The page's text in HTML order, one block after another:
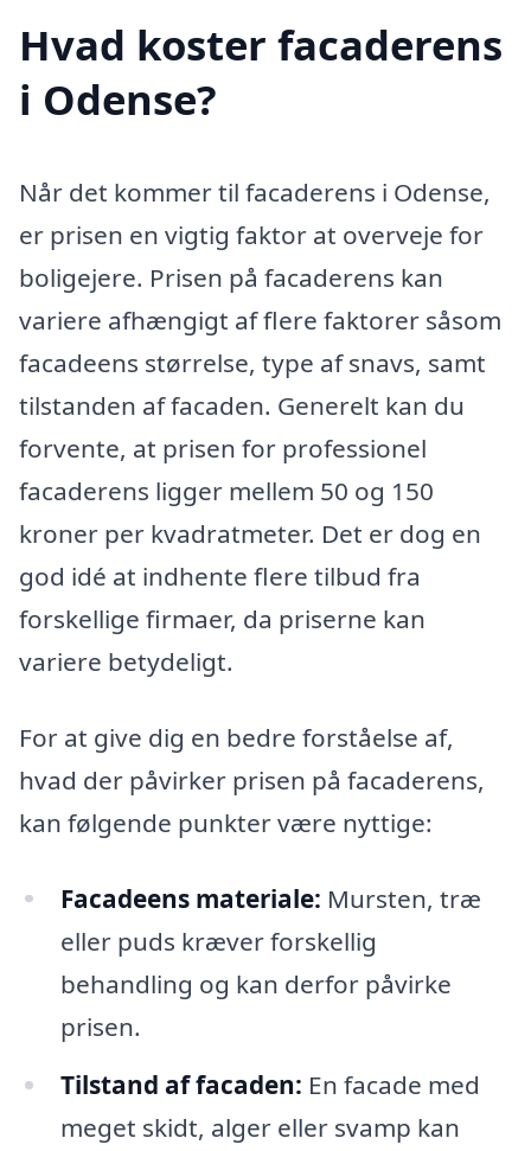
Hvad koster facaderens
i Odense?
Når det kommer til facaderens i Odense,
er prisen en vigtig faktor at overveje for
boligejere. Prisen på facaderens kan
variere afhængigt af flere faktorer såsom
facadeens størrelse, type af snavs, samt
tilstanden af facaden. Generelt kan du
forvente, at prisen for professionel
facaderens ligger mellem 50 og 150
kroner per kvadratmeter. Det er dog en
god idé at indhente flere tilbud fra
forskellige firmaer, da priserne kan
variere betydeligt.
For at give dig en bedre forståelse af,
hvad der påvirker prisen på facaderens,
kan følgende punkter være nyttige:
Facadeens materiale: Mursten, træ
eller puds kræver forskellig
behandling og kan derfor påvirke
prisen.
Tilstand af facaden: En facade med
meget skidt, alger eller svamp kan